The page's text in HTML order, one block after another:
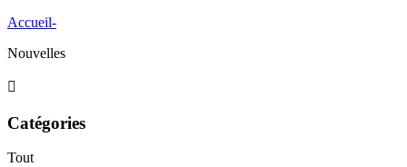
Accueil-
Nouvelles
Catégories
Tout